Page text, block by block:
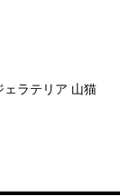
ェラテリア 山猫